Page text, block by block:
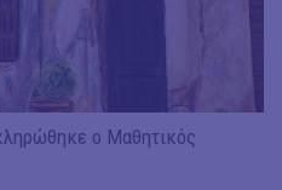
ο Μαθητικός